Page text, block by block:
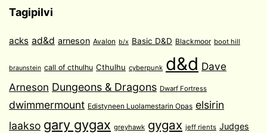
Tagipilvi
acks ad&d arneson Avalon b/x Basic D&D Blackmoor boot hill
braunstein call of cthulhu Cthulhu cyberpunk d&d Dave
Arneson Dungeons & Dragons Dwarf Fortress
dwimmermount Edistyneen Luolamestarin Opas elsirin
laakso gary gygax greyhawk gygax jeff rients Judges